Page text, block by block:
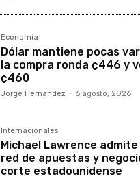
Economía
Dólar mantiene pocas
la compra ronda ¢446 y
¢460
Jorge Hernandez - 6 agosto, 2026
Internacionales
Michael Lawrence
red de apuestas y
corte estadounidense